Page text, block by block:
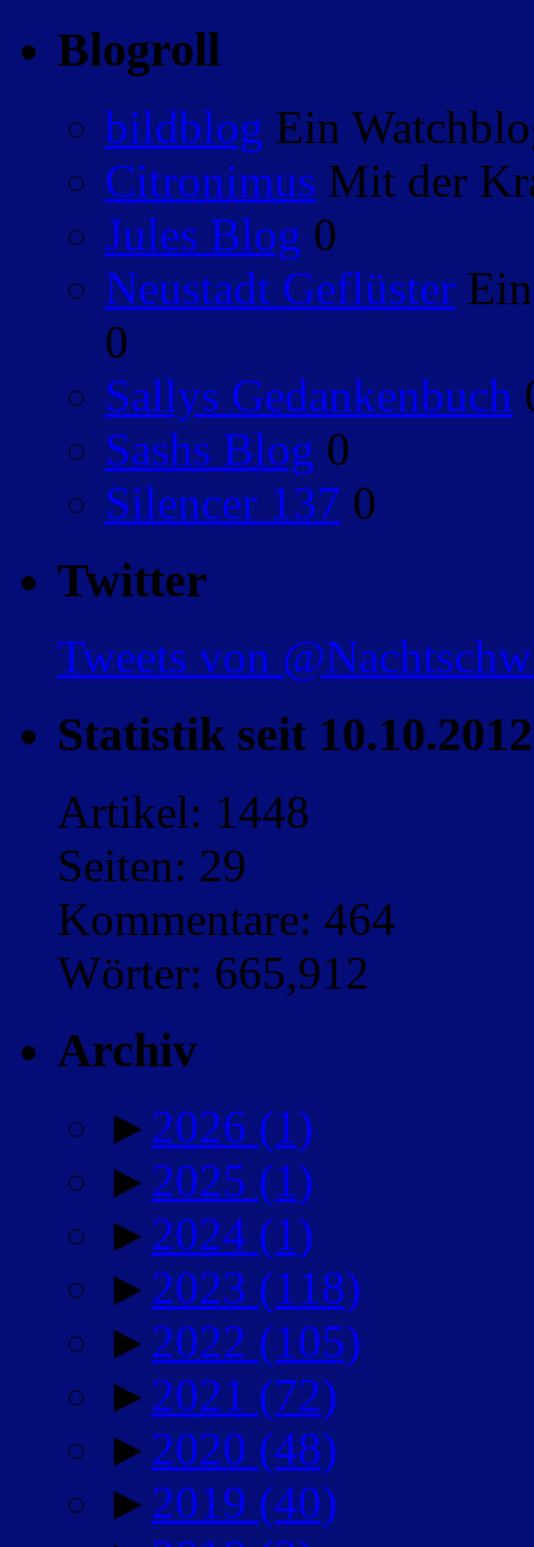
Blogroll
bildblog Ein
Citronimus Mit der
Jules Blog 0
Neustadt Geflüster
0
Sallys Gedankenbuch
Sashs Blog 0
Silencer 137 0
Twitter
Tweets von
Statistik seit 10.10.2012
Artikel: 1448
Seiten: 29
Kommentare: 464
Wörter: 665,912
Archiv
► 2026 (1)
► 2025 (1)
► 2024 (1)
► 2023 (118)
► 2022 (105)
► 2021 (72)
► 2020 (48)
► 2019 (40)